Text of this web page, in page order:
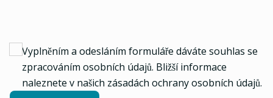
Vyplněním a odesláním formuláře dáváte souhlas se
zpracováním osobních údajů. Bližší informace
naleznete v našich zásadách ochrany osobních údajů.